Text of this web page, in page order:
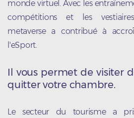
monde virtuel. Avec les
compétitions et les
metaverse a contribué à
l'eSport.
Il vous permet de visiter
quitter votre chambre.
Le secteur du tourisme a